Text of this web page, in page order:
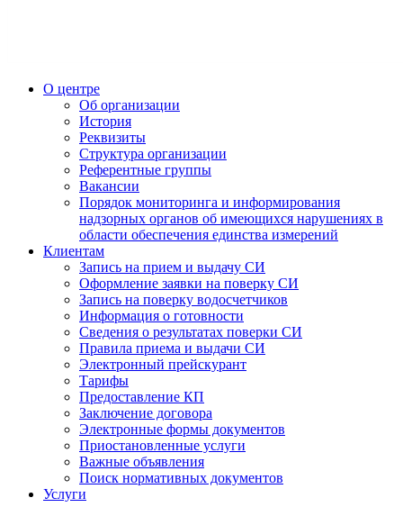
О центре
Об организации
История
Реквизиты
Структура организации
Референтные группы
Вакансии
Порядок мониторинга и информирования
надзорных органов об имеющихся нарушениях в
области обеспечения единства измерений
Клиентам
Запись на прием и выдачу СИ
Оформление заявки на поверку СИ
Запись на поверку водосчетчиков
Информация о готовности
Сведения о результатах поверки СИ
Правила приема и выдачи СИ
Электронный прейскурант
Тарифы
Предоставление КП
Заключение договора
Электронные формы документов
Приостановленные услуги
Важные объявления
Поиск нормативных документов
Услуги